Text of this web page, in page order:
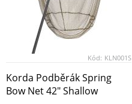
Kód: KLN001S
Korda Podběrák Spring
Bow Net 42" Shallow